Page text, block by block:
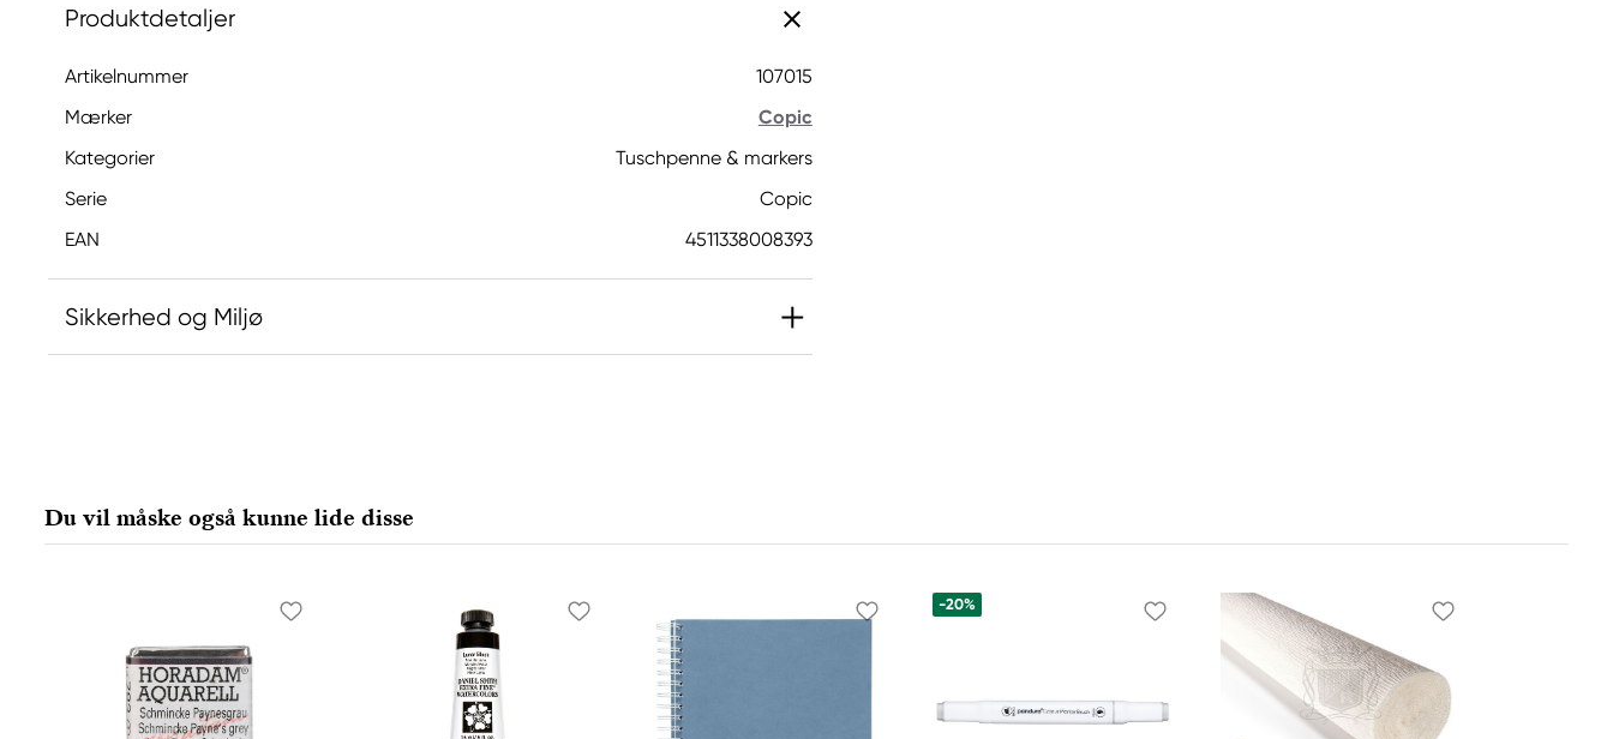
Produktdetaljer
Artikelnummer
107015
Mærker
Copic
Kategorier
Tuschpenne & markers
Serie
Copic
EAN
4511338008393
Sikkerhed og Miljø
65205 Wiesbaden, Germany
export@holtz-gmbh.de
Copic
Too Marker Products Inc.
Meguro Higashiyama Bldg., 1-4-4 Higashiyama, Meguro-ku
Du vil måske også kunne lide disse
-20%